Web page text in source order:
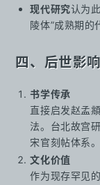
现代研究认为
陵体”成熟期的
四、后世影响
书学传承
直接启发赵孟
法。台北故宫
宋官刻帖体系。
文化价值
作为现存罕见